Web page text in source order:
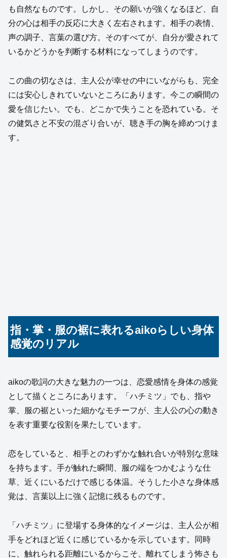
も自然なものです。しかし、その願いが強くなるほど、自
分の心は相手の反応に大きく左右されます。相手の表情、
声の調子、言葉の選び方。そのすべてが、自分が愛されて
いるかどうかを判断する材料になってしまうのです。
この曲の切なさは、主人公が幸せの中にいながらも、完全
には安心しきれていないところにあります。今この瞬間の
愛を信じたい。でも、どこかで失うことを恐れている。そ
の健気さと不安の混ざり合いが、聴き手の胸を締めつけま
す。
指・掌・服の裾に表れるaikoらしい身体
感覚のリアル
aikoの歌詞の大きな魅力の一つは、恋愛感情を身体の感覚
として描くところにあります。「ハチミツ」でも、指や
掌、服の裾といった細かなモチーフが、主人公の心の動き
を表す重要な役割を果たしています。
恋をしていると、相手とのわずかな触れ合いが特別な意味
を持ちます。手が触れた瞬間、服の端をつかむような仕
草、近くにいるだけで感じる体温。そうした小さな身体感
覚は、言葉以上に強く記憶に残るものです。
「ハチミツ」に登場する身体的なイメージは、主人公が相
手をどれほど近くに感じているかを示しています。同時
に、触れられる距離にいるからこそ、離れてしまう怖さも